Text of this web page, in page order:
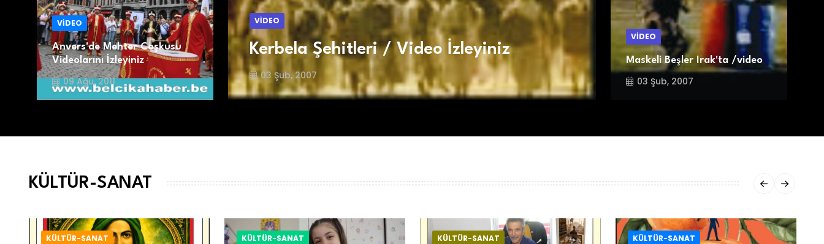
VİDEO
Anvers'de Mehter Coşkusu
Videolarını İzleyiniz
09 Ağu, 2011
VİDEO
Kerbela Şehitleri / Video İzleyiniz
03 Şub, 2007
VİDEO
Maskeli Beşler Irak'ta /video
03 Şub, 2007
KÜLTÜR-SANAT
KÜLTÜR-SANAT KÜLTÜR-SANAT KÜLTÜR-SANAT KÜLTÜR-SANAT